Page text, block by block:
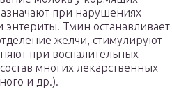
при нарушениях
Тмин останавливает
желчи, стимулируют
при воспалительных
многих лекарственных
и др.).